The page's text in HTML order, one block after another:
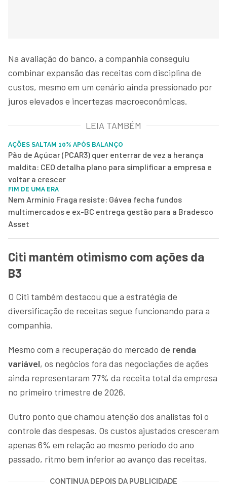
Na avaliação do banco, a companhia conseguiu
combinar expansão das receitas com disciplina de
custos, mesmo em um cenário ainda pressionado por
juros elevados e incertezas macroeconômicas.
LEIA TAMBÉM
AÇÕES SALTAM 10% APÓS BALANÇO
Pão de Açúcar (PCAR3) quer enterrar de vez a herança
maldita: CEO detalha plano para simplificar a empresa e
voltar a crescer
FIM DE UMA ERA
Nem Armínio Fraga resiste: Gávea fecha fundos
multimercados e ex-BC entrega gestão para a Bradesco
Asset
Citi mantém otimismo com ações da
B3
O Citi também destacou que a estratégia de
diversificação de receitas segue funcionando para a
companhia.
Mesmo com a recuperação do mercado de renda
variável, os negócios fora das negociações de ações
ainda representaram 77% da receita total da empresa
no primeiro trimestre de 2026.
Outro ponto que chamou atenção dos analistas foi o
controle das despesas. Os custos ajustados cresceram
apenas 6% em relação ao mesmo período do ano
passado, ritmo bem inferior ao avanço das receitas.
CONTINUA DEPOIS DA PUBLICIDADE